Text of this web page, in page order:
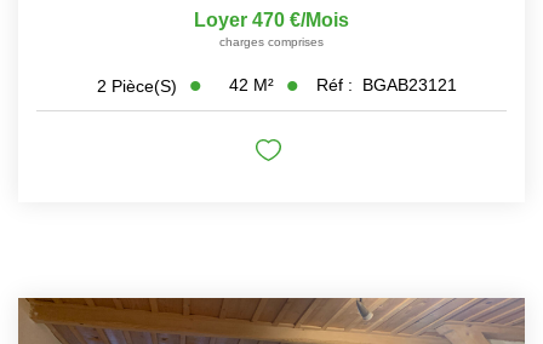
Loyer 470 €/mois
charges comprises
2 Pièce(s) 42 M² Réf : BGAB23121